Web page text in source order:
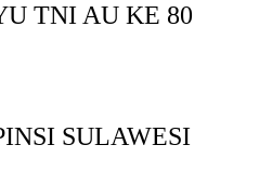
TNI AU KE 80
SULAWESI